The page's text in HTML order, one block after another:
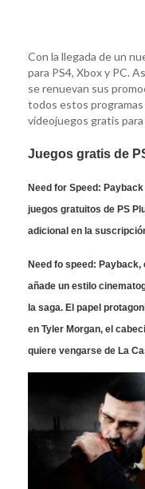
Con la llegada de un
para PS4, Xbox y PC.
se renuevan sus
todos estos
videojuegos gratis
Juegos gratis de
Need for Speed: Payback
juegos gratuitos de PS
adicional en la
Need fo speed: Payback,
añade un estilo
la saga. El papel
en Tyler Morgan, el
quiere vengarse de La